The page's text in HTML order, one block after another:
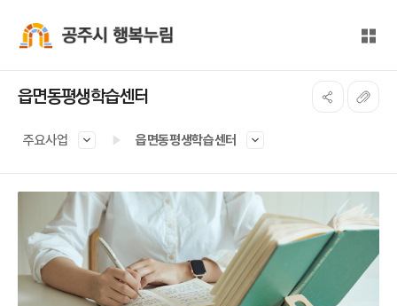
전체
읍면동평생학습센터
주요사업 읍면동평생학습센터